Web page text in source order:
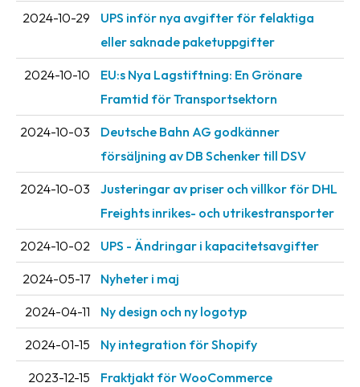
2024-10-29
UPS inför nya avgifter för felaktiga
eller saknade paketuppgifter
2024-10-10
EU:s Nya Lagstiftning: En Grönare
Framtid för Transportsektorn
2024-10-03
Deutsche Bahn AG godkänner
försäljning av DB Schenker till DSV
2024-10-03
Justeringar av priser och villkor för DHL
Freights inrikes- och utrikestransporter
2024-10-02 UPS - Ändringar i kapacitetsavgifter
2024-05-17 Nyheter i maj
2024-04-11 Ny design och ny logotyp
2024-01-15 Ny integration för Shopify
2023-12-15 Fraktjakt för WooCommerce